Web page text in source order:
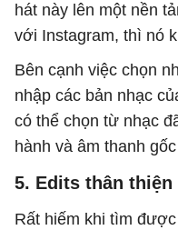
hát này lên một nền
với Instagram, thì nó
Bên cạnh việc chọn
nhập các bản nhạc
có thể chọn từ nhạc
hành và âm thanh
5. Edits thân
Rất hiếm khi tìm